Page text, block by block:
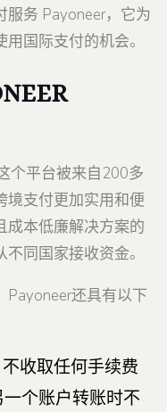
务 Payoneer，它为
国际支付的机会。
个平台被来自200多
境支付更加实用和便
成本低廉解决方案的
同国家接收资金。
Payoneer还具有以下
收取任何手续费
个账户转账时不